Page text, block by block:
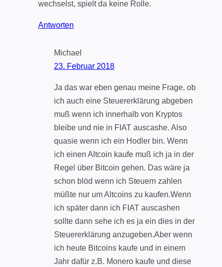
wechselst, spielt da keine Rolle.
Antworten
Michael
23. Februar 2018
Ja das war eben genau meine Frage, ob
ich auch eine Steuererklärung abgeben
muß wenn ich innerhalb von Kryptos
bleibe und nie in FIAT auscashe. Also
quasie wenn ich ein Hodler bin. Wenn
ich einen Altcoin kaufe muß ich ja in der
Regel über Bitcoin gehen. Das wäre ja
schon blöd wenn ich Steuern zahlen
müßte nur um Altcoins zu kaufen.Wenn
ich später dann ich FIAT auscashen
sollte dann sehe ich es ja ein dies in der
Steuererklärung anzugeben.Aber wenn
ich heute Bitcoins kaufe und in einem
Jahr dafür z.B. Monero kaufe und diese